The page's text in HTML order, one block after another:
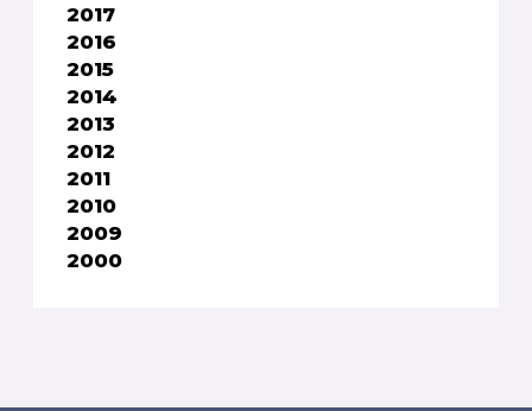
2017
2016
2015
2014
2013
2012
2011
2010
2009
2000